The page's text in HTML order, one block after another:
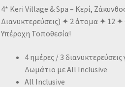
4* Keri Village & Spa – Κερί,
Διανυκτερεύσεις) ✦ 2 άτομα ✦ 12
Υπέροχη Τοποθεσία!
4 ημέρες / 3
Δωμάτιο με All Inclusive
All Inclusive